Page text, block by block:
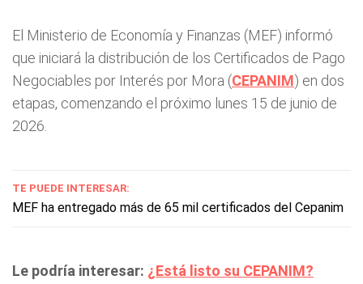
El Ministerio de Economía y Finanzas (MEF) informó
que iniciará la distribución de los Certificados de Pago
Negociables por Interés por Mora (CEPANIM) en dos
etapas, comenzando el próximo lunes 15 de junio de
2026.
TE PUEDE INTERESAR:
MEF ha entregado más de 65 mil certificados del Cepanim
Le podría interesar: ¿Está listo su CEPANIM?